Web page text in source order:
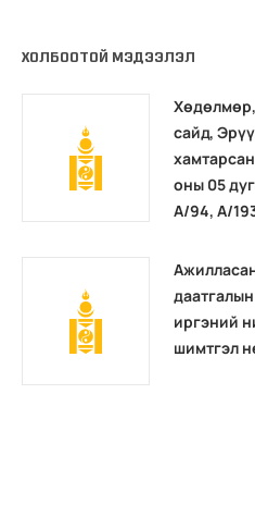
ХОЛБООТОЙ МЭДЭЭЛЭЛ
сайд,
оны 05
А/94, А/
иргэний
шимтгэл